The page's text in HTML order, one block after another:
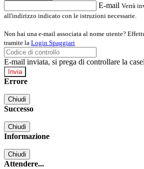
E-mail Verrà
all'indirizzo indicato con le istruzioni necessarie.
Non hai una e-mail associata al nome utente?
tramite la Login Spaggiari
E-mail inviata, si prega di controllare la
Errore
Chiudi
Successo
Chiudi
Informazione
Chiudi
Attendere...